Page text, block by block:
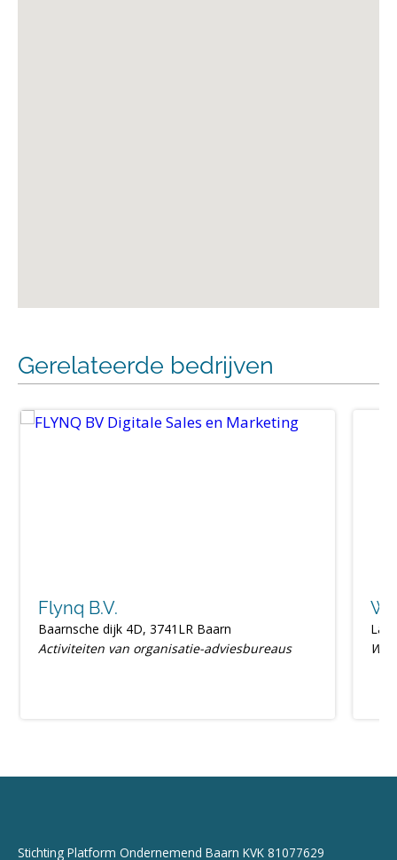
Gerelateerde bedrijven
Flynq B.V.
Baarnsche dijk 4D, 3741LR Baarn
Activiteiten van organisatie-adviesbureaus
Stichting Platform Ondernemend Baarn KVK 81077629